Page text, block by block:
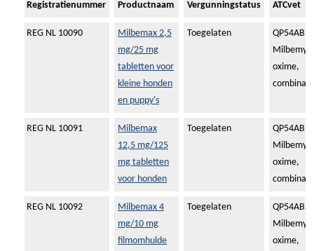
Registratienummer Productnaam Vergunningstatus ATCvet
REG NL 10090
Milbemax 2,5
mg/25 mg
tabletten voor
kleine honden
en puppy's
Toegelaten
oxime,
REG NL 10091
Milbemax
12,5 mg/125
mg tabletten
voor honden
Toegelaten
oxime,
REG NL 10092
Milbemax 4
mg/10 mg
filmomhulde
Toegelaten
oxime,